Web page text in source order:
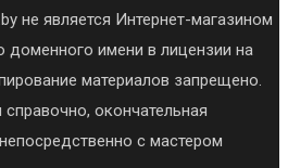
не является Интернет-магазином
доменного имени в лицензии на
материалов запрещено.
окончательная
с мастером